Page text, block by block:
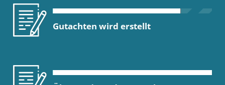
Gutachten wird erstellt